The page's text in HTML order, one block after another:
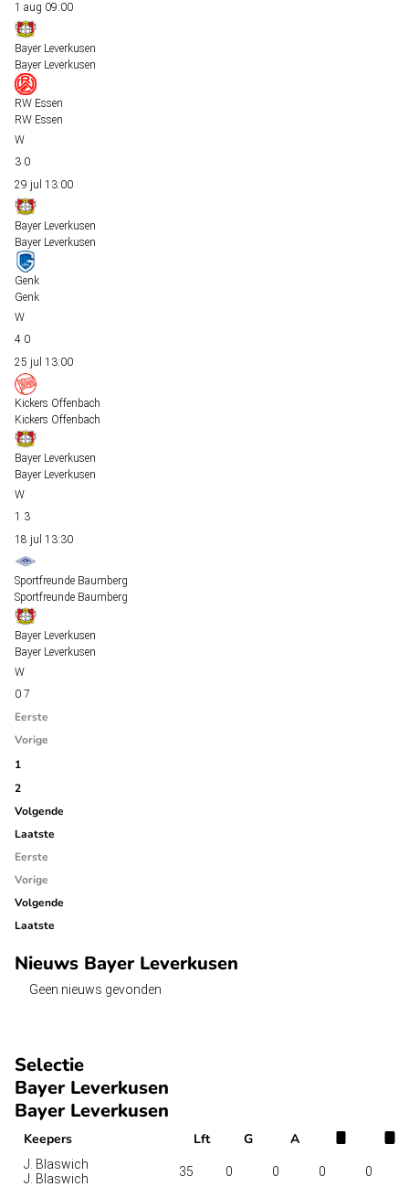
1 aug 09:00
Bayer Leverkusen
Bayer Leverkusen
RW Essen
RW Essen
3 0
29 jul 13:00
Bayer Leverkusen
Bayer Leverkusen
Genk
Genk
4 0
25 jul 13:00
Kickers Offenbach
Kickers Offenbach
Bayer Leverkusen
Bayer Leverkusen
1 3
18 jul 13:30
Sportfreunde Baumberg
Sportfreunde Baumberg
Bayer Leverkusen
Bayer Leverkusen
0 7
Eerste
Vorige
1
2
Volgende
Laatste
Eerste
Vorige
Volgende
Laatste
Nieuws Bayer Leverkusen
Geen nieuws gevonden
Selectie
Bayer Leverkusen
Bayer Leverkusen
Keepers Lft G A
J. Blaswich
J. Blaswich
35 0 0 0 0